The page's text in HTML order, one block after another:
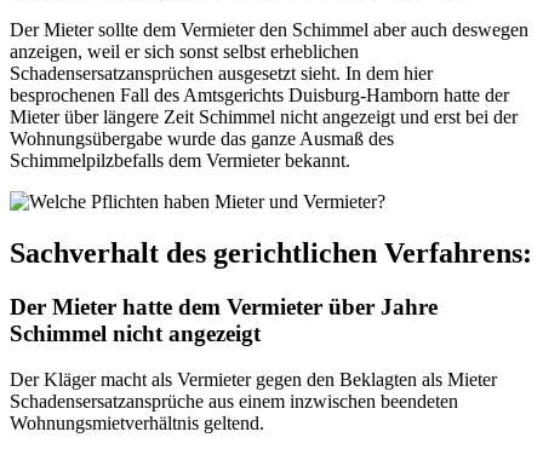
Der Mieter sollte dem Vermieter den Schimmel aber auch deswegen
anzeigen, weil er sich sonst selbst erheblichen
Schadensersatzansprüchen ausgesetzt sieht. In dem hier
besprochenen Fall des Amtsgerichts Duisburg-Hamborn hatte der
Mieter über längere Zeit Schimmel nicht angezeigt und erst bei der
Wohnungsübergabe wurde das ganze Ausmaß des
Schimmelpilzbefalls dem Vermieter bekannt.
Sachverhalt des gerichtlichen Verfahrens:
Der Mieter hatte dem Vermieter über Jahre
Schimmel nicht angezeigt
Der Kläger macht als Vermieter gegen den Beklagten als Mieter
Schadensersatzansprüche aus einem inzwischen beendeten
Wohnungsmietverhältnis geltend.